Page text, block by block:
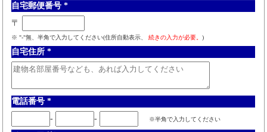
自宅郵便番号 *
〒
※ "-"無、半角で入力してください(住所自動表示、 続きの入力が必要。 )
自宅住所 *
電話番号 *
-
- ※半角で入力してください